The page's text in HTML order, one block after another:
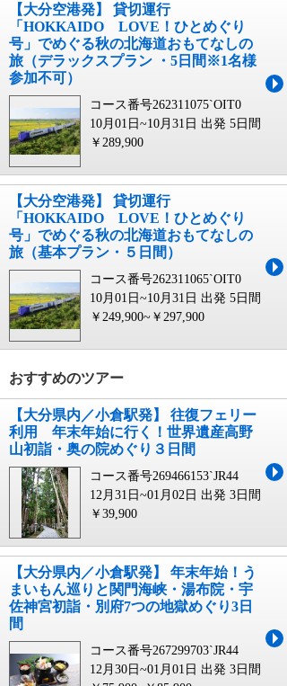
【大分空港発】 貸切運行
「HOKKAIDO LOVE！ひとめぐり
号」でめぐる秋の北海道おもてなしの
旅（デラックスプラン ・5日間※1名様
参加不可）
コース番号262311075`OIT0
10月01日~10月31日 出発 5日間
￥289,900
【大分空港発】 貸切運行
「HOKKAIDO LOVE！ひとめぐり
号」でめぐる秋の北海道おもてなしの
旅（基本プラン・５日間）
コース番号262311065`OIT0
10月01日~10月31日 出発 5日間
￥249,900~￥297,900
おすすめのツアー
【大分県内／小倉駅発】 往復フェリー
利用 年末年始に行く！世界遺産高野
山初詣・奥の院めぐり３日間
コース番号269466153`JR44
12月31日~01月02日 出発 3日間
￥39,900
【大分県内／小倉駅発】 年末年始！う
まいもん巡りと関門海峡・湯布院・宇
佐神宮初詣・別府7つの地獄めぐり3日
間
コース番号267299703`JR44
12月30日~01月01日 出発 3日間